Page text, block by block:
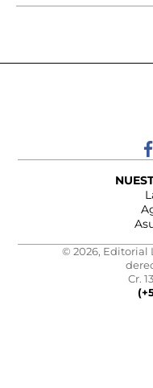
© 2026, Editorial
Cr.